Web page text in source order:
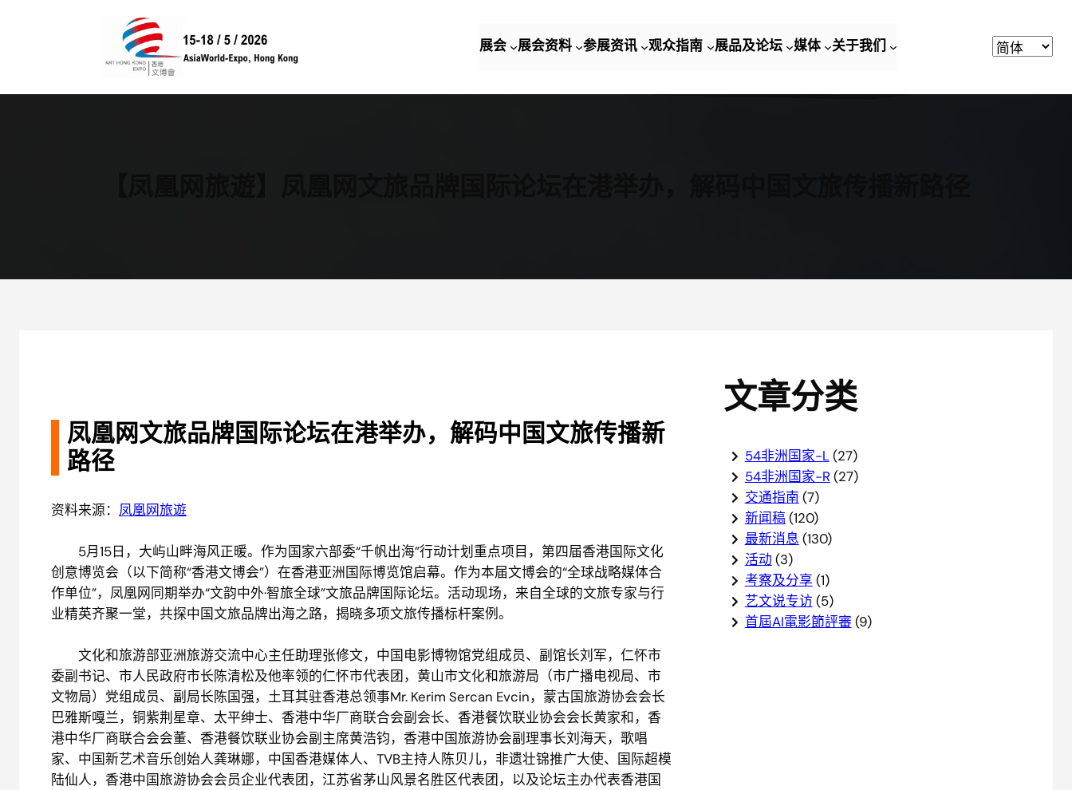
展会 展会资料 参展资讯 观众指南 展品及论坛 媒体 关于我们
凤凰网文旅品牌国际论坛在港举办，解码中国文旅传播新
路径
资料来源： 凤凰网旅遊
5月15日，大屿山畔海风正暖。作为国家六部委“千帆出海”行动计划重点项目，第四届香港国际文化
创意博览会（以下简称“香港文博会”）在香港亚洲国际博览馆启幕。作为本届文博会的“全球战略媒体合
作单位”，凤凰网同期举办“文韵中外·智旅全球”文旅品牌国际论坛。活动现场，来自全球的文旅专家与行
业精英齐聚一堂，共探中国文旅品牌出海之路，揭晓多项文旅传播标杆案例。
文化和旅游部亚洲旅游交流中心主任助理张修文，中国电影博物馆党组成员、副馆长刘军，仁怀市
委副书记、市人民政府市长陈清松及他率领的仁怀市代表团，黄山市文化和旅游局（市广播电视局、市
文物局）党组成员、副局长陈国强，土耳其驻香港总领事Mr. Kerim Sercan Evcin，蒙古国旅游协会会长
巴雅斯嘎兰，铜紫荆星章、太平绅士、香港中华厂商联合会副会长、香港餐饮联业协会会长黄家和，香
港中华厂商联合会会董、香港餐饮联业协会副主席黄浩钧，香港中国旅游协会副理事长刘海天，歌唱
家、中国新艺术音乐创始人龚琳娜，中国香港媒体人、TVB主持人陈贝儿，非遗壮锦推广大使、国际超模
陆仙人，香港中国旅游协会会员企业代表团，江苏省茅山风景名胜区代表团，以及论坛主办代表香港国
文章分类
54非洲国家-L(27)
54非洲国家-R (27)
交通指南 (7)
新闻稿 (120)
最新消息 (130)
活动 (3)
考察及分享 (1)
艺文说专访 (5)
首屆AI電影節評審 (9)